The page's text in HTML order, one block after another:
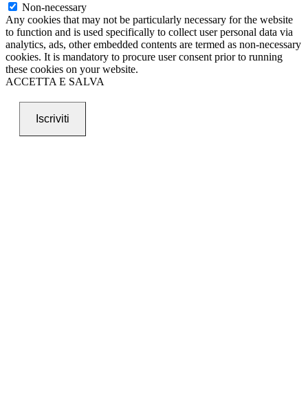
Non-necessary
Any cookies that may not be particularly necessary for the website
to function and is used specifically to collect user personal data via
analytics, ads, other embedded contents are termed as non-necessary
cookies. It is mandatory to procure user consent prior to running
these cookies on your website.
ACCETTA E SALVA
Iscriviti